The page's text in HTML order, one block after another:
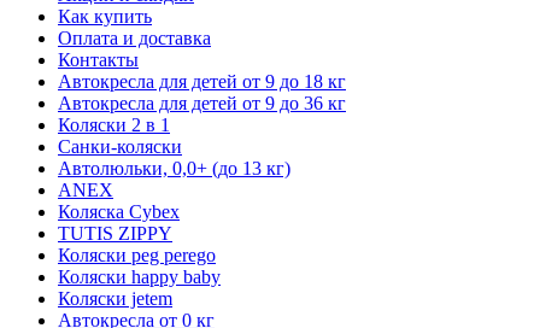
Как купить
Оплата и доставка
Контакты
Автокресла для детей от 9 до 18 кг
Автокресла для детей от 9 до 36 кг
Коляски 2 в 1
Санки-коляски
Автолюльки, 0,0+ (до 13 кг)
ANEX
Коляска Cybex
TUTIS ZIPPY
Коляски peg perego
Коляски happy baby
Коляски jetem
Автокресла от 0 кг